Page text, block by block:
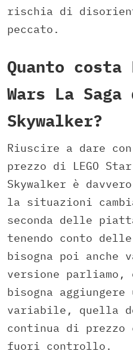
rischia di
peccato.
Quanto costa
Wars La
Skywalker?
Riuscire a dare
prezzo di LEGO
Skywalker è
la situazioni
seconda delle
tenendo conto
bisogna poi anche
versione parliamo,
bisogna
variabile, quella
continua di prezzo
fuori controllo.